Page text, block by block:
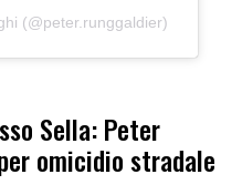
(@peter.runggaldier)
Sella: Peter
omicidio stradale